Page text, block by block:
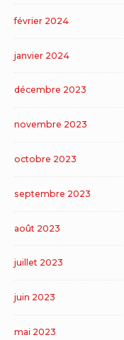
février 2024
janvier 2024
décembre 2023
novembre 2023
octobre 2023
septembre 2023
août 2023
juillet 2023
juin 2023
mai 2023